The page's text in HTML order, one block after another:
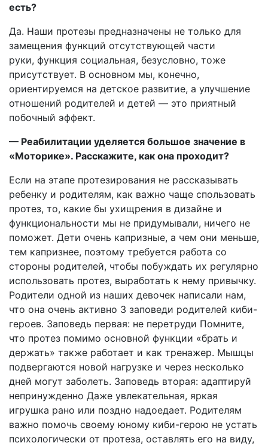
есть?
Да. Наши протезы предназначены не только для
замещения функций отсутствующей части
руки, функция социальная, безусловно, тоже
присутствует. В основном мы, конечно,
ориентируемся на детское развитие, а улучшение
отношений родителей и детей — это приятный
побочный эффект.
— Реабилитации уделяется большое значение в
«Моторике». Расскажите, как она проходит?
Если на этапе протезирования не рассказывать
ребенку и родителям, как важно чаще спользовать
протез, то, какие бы ухищрения в дизайне и
функциональности мы не придумывали, ничего не
поможет. Дети очень капризные, а чем они меньше,
тем капризнее, поэтому требуется работа со
стороны родителей, чтобы побуждать их регулярно
использовать протез, выработать к нему привычку.
Родители одной из наших девочек написали нам,
что она очень активно 3 заповеди родителей киби-
героев. Заповедь первая: не перетруди Помните,
что протез помимо основной функции «брать и
держать» также работает и как тренажер. Мышцы
подвергаются новой нагрузке и через несколько
дней могут заболеть. Заповедь вторая: адаптируй
непринужденно Даже увлекательная, яркая
игрушка рано или поздно надоедает. Родителям
важно помочь своему юному киби-герою не устать
психологически от протеза, оставлять его на виду,